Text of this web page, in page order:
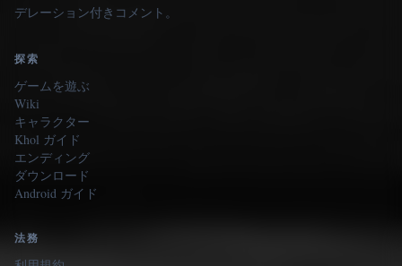
デレーション付きコメント。
探索
ゲームを遊ぶ
Wiki
キャラクター
Khol ガイド
エンディング
ダウンロード
Android ガイド
法務